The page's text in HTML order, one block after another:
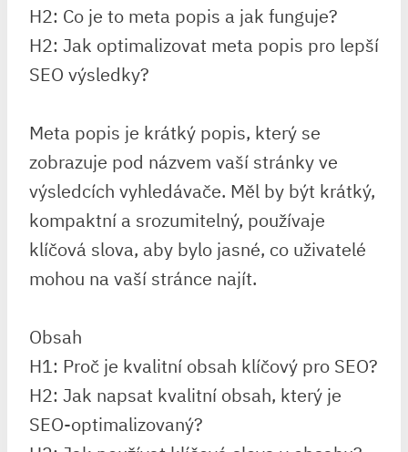
H2: Co je to meta popis a jak funguje?
H2: Jak optimalizovat meta popis pro lepší
SEO výsledky?
Meta popis je krátký popis, který se
zobrazuje pod názvem vaší stránky ve
výsledcích vyhledávače. Měl by být krátký,
kompaktní a srozumitelný, používaje
klíčová slova, aby bylo jasné, co uživatelé
mohou na vaší stránce najít.
Obsah
H1: Proč je kvalitní obsah klíčový pro SEO?
H2: Jak napsat kvalitní obsah, který je
SEO-optimalizovaný?